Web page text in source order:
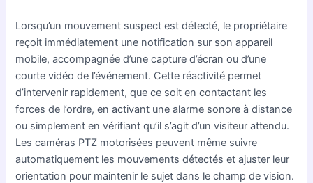
Lorsqu’un mouvement suspect est détecté, le propriétaire
reçoit immédiatement une notification sur son appareil
mobile, accompagnée d’une capture d’écran ou d’une
courte vidéo de l’événement. Cette réactivité permet
d’intervenir rapidement, que ce soit en contactant les
forces de l’ordre, en activant une alarme sonore à distance
ou simplement en vérifiant qu’il s’agit d’un visiteur attendu.
Les caméras PTZ motorisées peuvent même suivre
automatiquement les mouvements détectés et ajuster leur
orientation pour maintenir le sujet dans le champ de vision.